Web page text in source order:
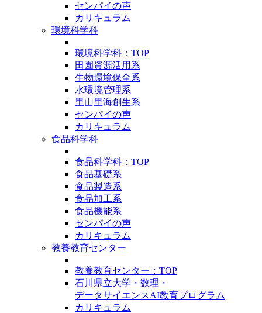
センパイの声
カリキュラム
環境科学科
環境科学科：TOP
田園資源活用系
生物環境保全系
水環境管理系
里山里海創生系
センパイの声
カリキュラム
食品科学科
食品科学科：TOP
食品基礎系
食品製造系
食品加工系
食品機能系
センパイの声
カリキュラム
教養教育センター
教養教育センター：TOP
石川県立大学・数理・
データサイエンスAI教育プログラム
カリキュラム